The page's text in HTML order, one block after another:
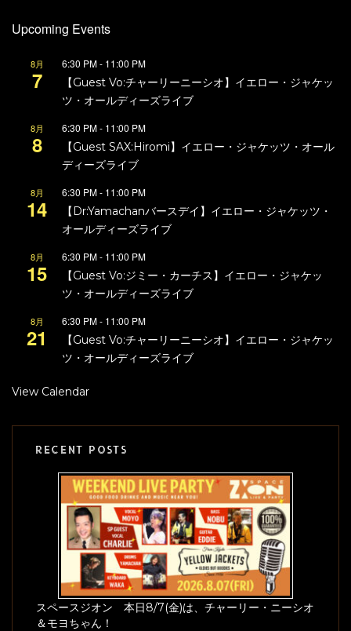
Upcoming Events
8月
7
6:30 PM- 11:00 PM
【Guest Vo:チャーリーニーシオ】イエロー・ジャケッ
ツ・オールディーズライブ
8月
8
6:30 PM- 11:00 PM
【Guest SAX:Hiromi】イエロー・ジャケッツ・オール
ディーズライブ
8月
14
6:30 PM- 11:00 PM
【Dr:Yamachanバースデイ】イエロー・ジャケッツ・
オールディーズライブ
8月
15
6:30 PM- 11:00 PM
【Guest Vo:ジミー・カーチス】イエロー・ジャケッ
ツ・オールディーズライブ
8月
21
6:30 PM- 11:00 PM
【Guest Vo:チャーリーニーシオ】イエロー・ジャケッ
ツ・オールディーズライブ
View Calendar
RECENT POSTS
スペースジオン 本日8/7(金)は、チャーリー・ニーシオ
＆モヨちゃん！